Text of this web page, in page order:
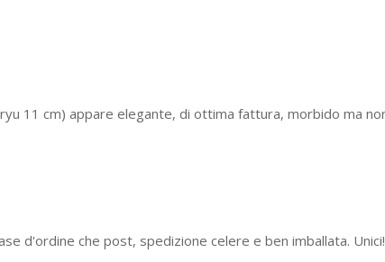
11 cm) appare elegante, di ottima fattura, morbido ma
d'ordine che post, spedizione celere e ben imballata. Unici!